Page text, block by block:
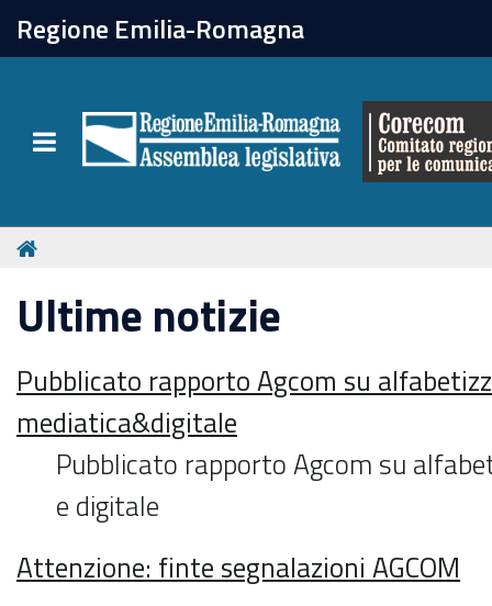
Regione Emilia-Romagna
Toggle navigation
chiudi
Le attività
Ultime notizie
Pubblicato rapporto Agcom su
mediatica&digitale
Pubblicato rapporto Agcom su
e digitale
Attenzione: finte segnalazioni AGCOM